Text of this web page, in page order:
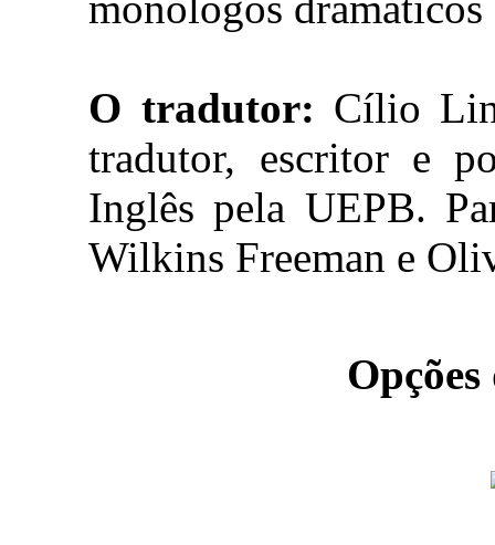
O tradutor: Cílio
tradutor, escritor e
Inglês pela UEPB.
Wilkins Freeman e